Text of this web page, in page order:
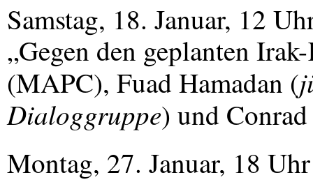
Samstag, 18. Januar, 12
„Gegen den geplanten
(MAPC), Fuad Hamadan (
Dialoggruppe) und
Montag, 27. Januar, 18